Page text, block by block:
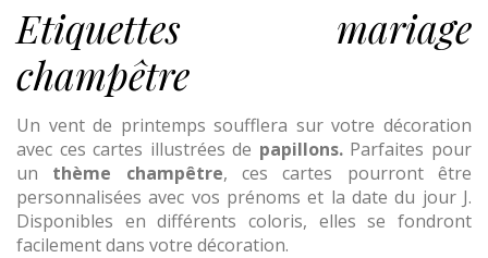
Etiquettes mariage
champêtre
Un vent de printemps soufflera sur votre décoration
avec ces cartes illustrées de papillons.Parfaites pour
un thème champêtre, ces cartes pourront être
personnalisées avec vos prénoms et la date du jour J.
Disponibles en différents coloris, elles se fondront
facilement dans votre décoration.